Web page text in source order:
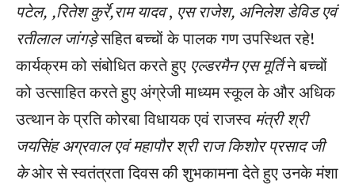
पटेल, ,रितेश कुर्रे,राम यादव, एस राजेश, अनिलेश डेविड एवं
रतीलाल जांगड़ेसहित बच्चों के पालक गण उपस्थित रहे!
कार्यक्रम को संबोधित करते हुए एल्डरमैन एस मूर्तिने बच्चों
को उत्साहित करते हुए अंग्रेजी माध्यम स्कूल के और अधिक
उत्थान के प्रति कोरबा विधायक एवं राजस्व मंत्री श्री
जयसिंह अग्रवाल एवं महापौर श्री राज किशोर प्रसाद जी
केओर से स्वतंत्रता दिवस की शुभकामना देते हुए उनके मंशा